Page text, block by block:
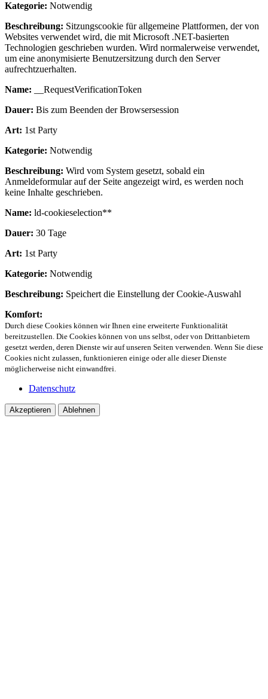
Kategorie: Notwendig
Beschreibung: Sitzungscookie für allgemeine Plattformen, der von
Websites verwendet wird, die mit Microsoft .NET-basierten
Technologien geschrieben wurden. Wird normalerweise verwendet,
um eine anonymisierte Benutzersitzung durch den Server
aufrechtzuerhalten.
Name: __RequestVerificationToken
Dauer: Bis zum Beenden der Browsersession
Art: 1st Party
Kategorie: Notwendig
Beschreibung: Wird vom System gesetzt, sobald ein
Anmeldeformular auf der Seite angezeigt wird, es werden noch
keine Inhalte geschrieben.
Name: ld-cookieselection**
Dauer: 30 Tage
Art: 1st Party
Kategorie: Notwendig
Beschreibung: Speichert die Einstellung der Cookie-Auswahl
Komfort:
Durch diese Cookies können wir Ihnen eine erweiterte Funktionalität
bereitzustellen. Die Cookies können von uns selbst, oder von Drittanbietern
gesetzt werden, deren Dienste wir auf unseren Seiten verwenden. Wenn Sie diese
Cookies nicht zulassen, funktionieren einige oder alle dieser Dienste
möglicherweise nicht einwandfrei.
Datenschutz
Akzeptieren Ablehnen